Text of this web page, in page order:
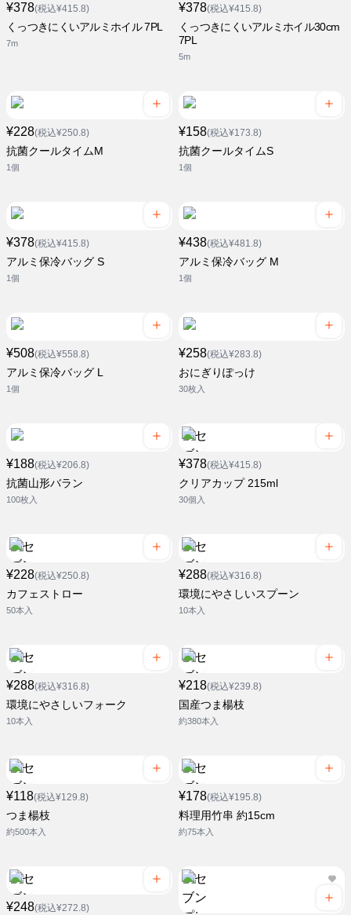
¥378(税込¥415.8)
くっつきにくいアルミホイル 7PL
7m
¥378(税込¥415.8)
くっつきにくいアルミホイル30cm
7PL
5m
¥228(税込¥250.8)
抗菌クールタイムM
1個
¥158(税込¥173.8)
抗菌クールタイムS
1個
¥378(税込¥415.8)
アルミ保冷バッグ S
1個
¥438(税込¥481.8)
アルミ保冷バッグ M
1個
¥508(税込¥558.8)
アルミ保冷バッグ L
1個
¥258(税込¥283.8)
おにぎりぽっけ
30枚入
¥188(税込¥206.8)
抗菌山形バラン
100枚入
¥378(税込¥415.8)
クリアカップ 215ml
30個入
¥228(税込¥250.8)
カフェストロー
50本入
¥288(税込¥316.8)
環境にやさしいスプーン
10本入
¥288(税込¥316.8)
環境にやさしいフォーク
10本入
¥218(税込¥239.8)
国産つま楊枝
約380本入
¥118(税込¥129.8)
つま楊枝
約500本入
¥178(税込¥195.8)
料理用竹串 約15cm
約75本入
¥248(税込¥272.8)